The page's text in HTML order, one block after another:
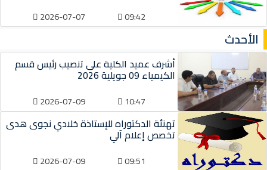
09:42
2026-07-07
الأحدث
أشرف عميد الكلية على تنصيب رئيس قسم
الكيمياء 09 جويلية 2026
10:47
2026-07-09
تهنئة الدكتوراه للإستاذة خلادي نجوى هدى
تخصص إعلام آلي
09:51
2026-07-09